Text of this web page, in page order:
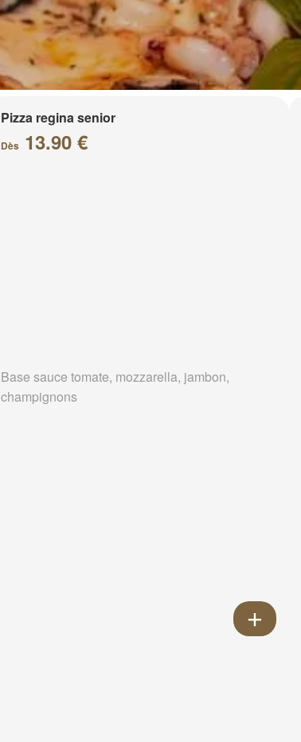
Pizza regina senior
Dès 13.90 €
Base sauce tomate, mozzarella, jambon,
champignons